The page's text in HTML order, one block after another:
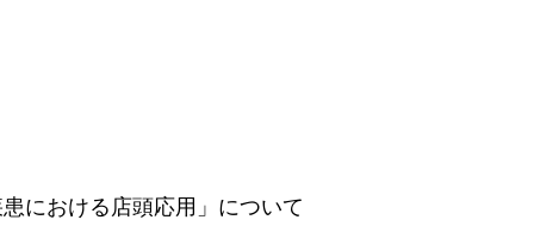
における店頭応用」について